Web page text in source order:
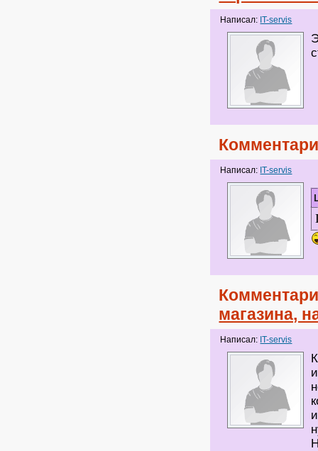
Написал: IT-servis
Написал: IT-servis
магазина,
Написал: IT-servis